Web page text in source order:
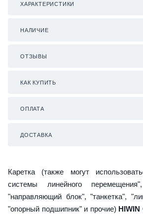
ХАРАКТЕРИСТИКИ
НАЛИЧИЕ
ОТЗЫВЫ
КАК КУПИТЬ
ОПЛАТА
ДОСТАВКА
Каретка (также могут
системы линейного
"направляющий блок", "танкетка",
"опорный подшипник" и прочие) HIWIN